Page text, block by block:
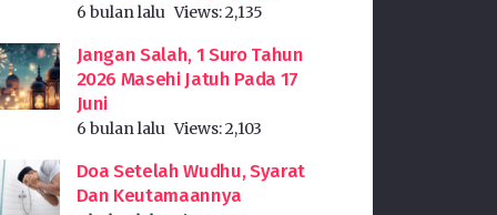
6 bulan lalu Views:2,135
Jangan Salah, 1 Suro Tahun
2026 Masehi Jatuh Pada 17
Juni
6 bulan lalu Views:2,103
Doa Setelah Wudhu, Syarat
Dan Keutamaannya